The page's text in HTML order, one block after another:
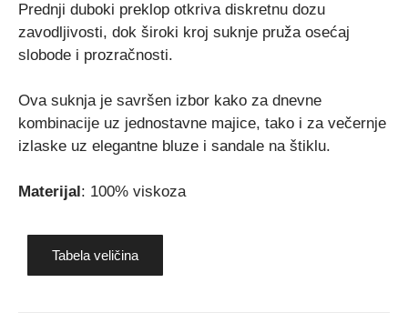
Prednji duboki preklop otkriva diskretnu dozu
zavodljivosti, dok široki kroj suknje pruža osećaj
slobode i prozračnosti.
Ova suknja je savršen izbor kako za dnevne
kombinacije uz jednostavne majice, tako i za večernje
izlaske uz elegantne bluze i sandale na štiklu.
Materijal: 100% viskoza
Tabela veličina